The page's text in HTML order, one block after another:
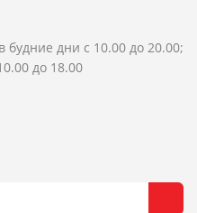
будние дни с 10.00 до 20.00;
до 18.00